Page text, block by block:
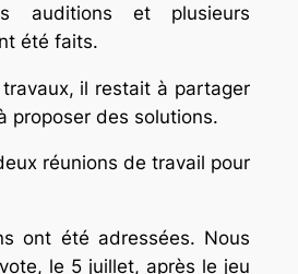
auditions et plusieurs
été faits.
travaux, il restait à partager
proposer des solutions.
réunions de travail pour
ont été adressées. Nous
le 5 juillet, après le jeu